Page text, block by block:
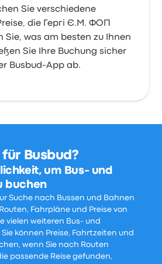
Sie verschiedene
die Гергі Є.М. ФОП
Sie, was am besten zu Ihnen
Sie Ihre Buchung sicher
Busbud-App ab.
Busbud?
um Bus- und
buchen
Suche nach Bussen und Bahnen
Fahrpläne und Preise von
vielen weiteren Bus- und
können Preise, Fahrtzeiten und
wenn Sie nach Routen
passende Reise gefunden,